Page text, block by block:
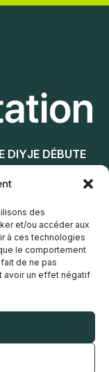
des
et/ou accéder aux
à ces technologies
le comportement
de ne pas
avoir un effet négatif
DIYJE DÉBUTE